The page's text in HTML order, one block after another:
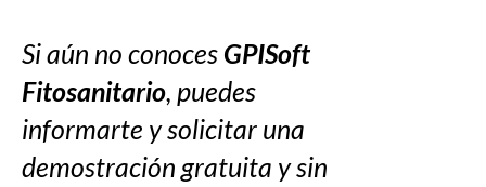
Si aún no conoces GPISoft
Fitosanitario, puedes
informarte y solicitar una
demostración gratuita y sin